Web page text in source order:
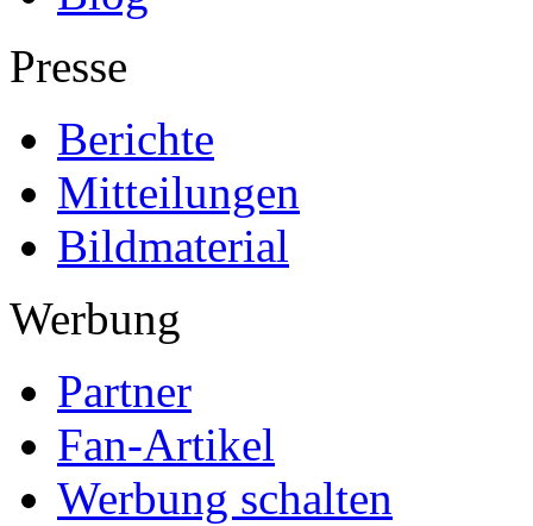
Presse
Berichte
Mitteilungen
Bildmaterial
Werbung
Partner
Fan-Artikel
Werbung schalten